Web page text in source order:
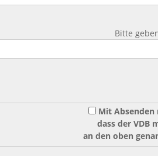
Bitte
Mit Absenden
dass der VDB
an den oben